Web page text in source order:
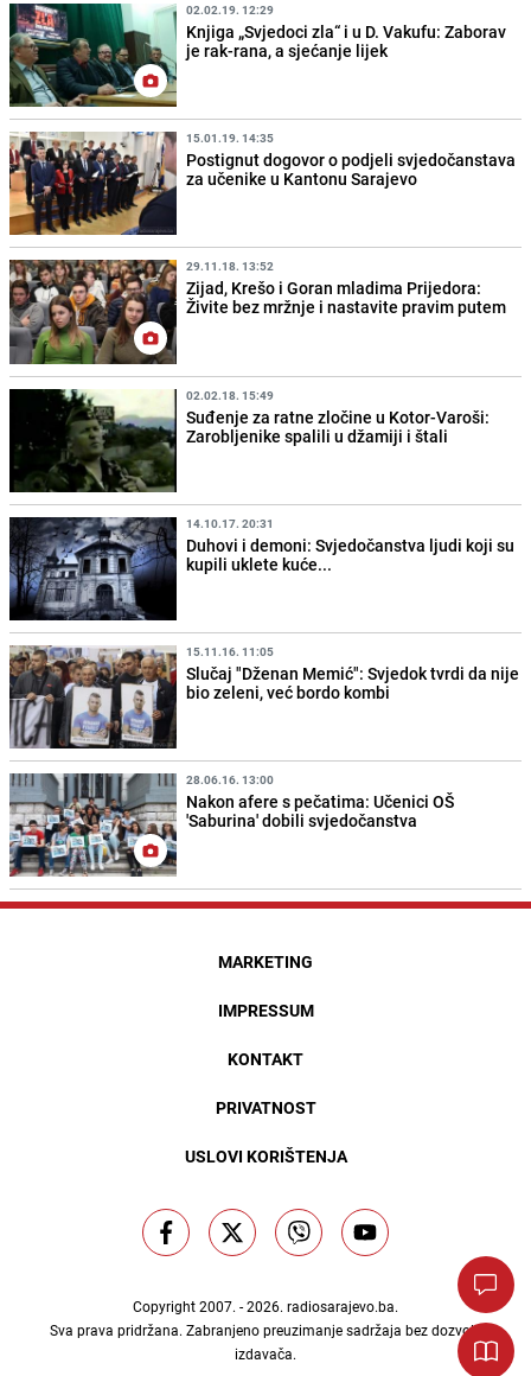
02.02.19. 12:29
Knjiga „Svjedoci zla“ i u D. Vakufu: Zaborav
je rak-rana, a sjećanje lijek
15.01.19. 14:35
Postignut dogovor o podjeli svjedočanstava
za učenike u Kantonu Sarajevo
29.11.18. 13:52
Zijad, Krešo i Goran mladima Prijedora:
Živite bez mržnje i nastavite pravim putem
02.02.18. 15:49
Suđenje za ratne zločine u Kotor-Varoši:
Zarobljenike spalili u džamiji i štali
14.10.17. 20:31
Duhovi i demoni: Svjedočanstva ljudi koji su
kupili uklete kuće...
15.11.16. 11:05
Slučaj "Dženan Memić": Svjedok tvrdi da nije
bio zeleni, već bordo kombi
28.06.16. 13:00
Nakon afere s pečatima: Učenici OŠ
'Saburina' dobili svjedočanstva
MARKETING
IMPRESSUM
KONTAKT
PRIVATNOST
USLOVI KORIŠTENJA
Copyright 2007. - 2026. radiosarajevo.ba.
Sva prava pridržana. Zabranjeno preuzimanje sadržaja bez dozvole
izdavača.